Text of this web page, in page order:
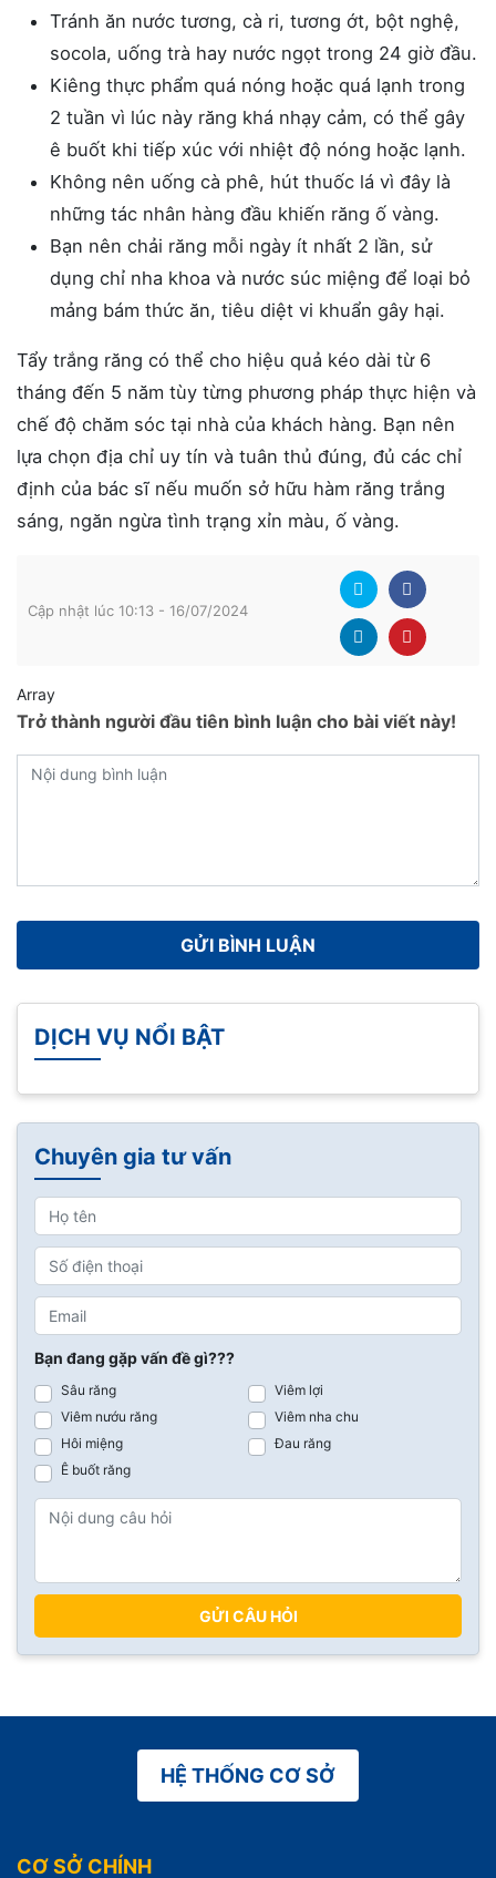
Tránh ăn nước tương, cà ri, tương ớt, bột nghệ,
socola, uống trà hay nước ngọt trong 24 giờ đầu.
Kiêng thực phẩm quá nóng hoặc quá lạnh trong
2 tuần vì lúc này răng khá nhạy cảm, có thể gây
ê buốt khi tiếp xúc với nhiệt độ nóng hoặc lạnh.
Không nên uống cà phê, hút thuốc lá vì đây là
những tác nhân hàng đầu khiến răng ố vàng.
Bạn nên chải răng mỗi ngày ít nhất 2 lần, sử
dụng chỉ nha khoa và nước súc miệng để loại bỏ
mảng bám thức ăn, tiêu diệt vi khuẩn gây hại.
Tẩy trắng răng có thể cho hiệu quả kéo dài từ 6
tháng đến 5 năm tùy từng phương pháp thực hiện và
chế độ chăm sóc tại nhà của khách hàng. Bạn nên
lựa chọn địa chỉ uy tín và tuân thủ đúng, đủ các chỉ
định của bác sĩ nếu muốn sở hữu hàm răng trắng
sáng, ngăn ngừa tình trạng xỉn màu, ố vàng.
Cập nhật lúc 10:13 - 16/07/2024
Array
Trở thành người đầu tiên bình luận cho bài viết này!
DỊCH VỤ NỔI BẬT
Chuyên gia tư vấn
Bạn đang gặp vấn đề gì???
Sâu răng
Viêm lợi
Viêm nướu răng
Viêm nha chu
Hôi miệng
Đau răng
Ê buốt răng
GỬI CÂU HỎI
HỆ THỐNG CƠ SỞ
CƠ SỞ CHÍNH